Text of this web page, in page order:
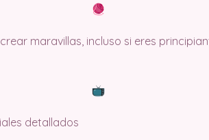
maravillas, incluso si eres
detallados